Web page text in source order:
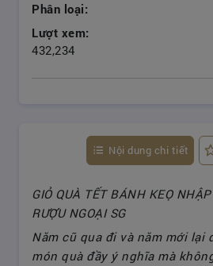
Phân loại:
Lượt xem:
432,234
Nội dung chi tiết
GIỎ QUÀ TẾT BÁNH KEỌ
RƯỢU NGOẠI SG
Năm cũ qua đi và năm mới lại
món quà đầy ý nghĩa mà